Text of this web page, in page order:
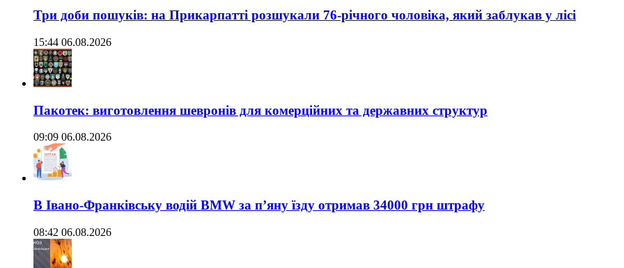
Три доби пошуків: на Прикарпатті розшукали 76-річного чоловіка, який заблукав у лісі
15:44 06.08.2026
Пакотек: виготовлення шевронів для комерційних та державних структур
09:09 06.08.2026
В Івано-Франківську водій BMW за п’яну їзду отримав 34000 грн штрафу
08:42 06.08.2026